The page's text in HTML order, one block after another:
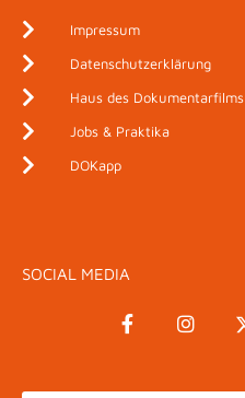
Impressum
Datenschutzerklärung
Haus des Dokumentarfilms
Jobs & Praktika
DOKapp
SOCIAL MEDIA